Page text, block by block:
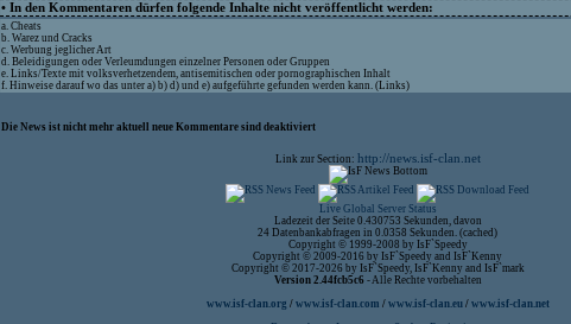
• In den Kommentaren dürfen folgende Inhalte nicht veröffentlicht werden:
a. Cheats
b. Warez und Cracks
c. Werbung jeglicher Art
d. Beleidigungen oder Verleumdungen einzelner Personen oder Gruppen
e. Links/Texte mit volksverhetzendem, antisemitischen oder pornographischen Inhalt
f. Hinweise darauf wo das unter a) b) d) und e) aufgeführte gefunden werden kann. (Links)
Die News ist nicht mehr aktuell neue Kommentare sind deaktiviert
Link zur Section: http://news.isf-clan.net
Live Global Server Status
Ladezeit der Seite 0.430753 Sekunden, davon
24 Datenbankabfragen in 0.0358 Sekunden. (cached)
Copyright © 1999-2008 by IsF`Speedy
Copyright © 2009-2016 by IsF`Speedy and IsF`Kenny
Copyright © 2017-2026 by IsF`Speedy, IsF`Kenny and IsF`mark
Version 2.44fcb5c6 - Alle Rechte vorbehalten
www.isf-clan.org / www.isf-clan.com / www.isf-clan.eu/ www.isf-clan.net